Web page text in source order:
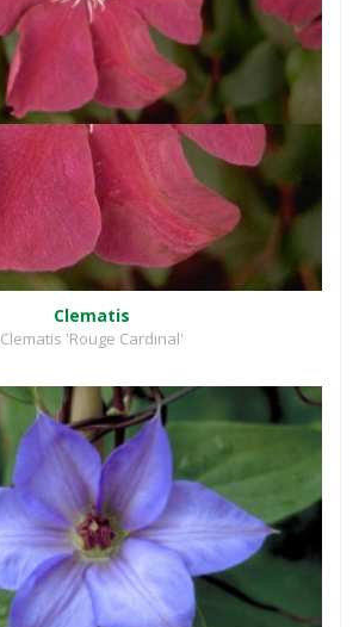
Clematis
Clematis 'Rouge Cardinal'